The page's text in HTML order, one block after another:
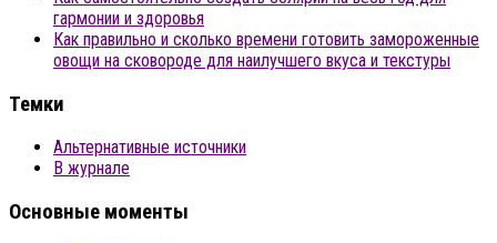
гармонии и здоровья
Как правильно и сколько времени готовить замороженные
овощи на сковороде для наилучшего вкуса и текстуры
Темки
Альтернативные источники
В журнале
Основные моменты